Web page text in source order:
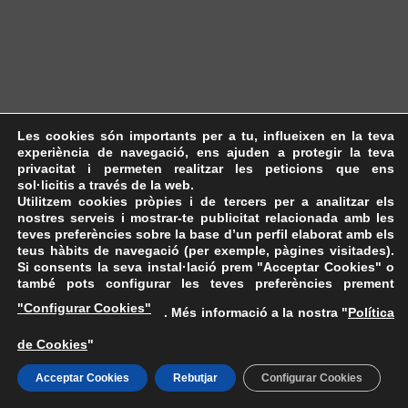
Les cookies són importants per a tu, influeixen en la teva
experiència de navegació, ens ajuden a protegir la teva
privacitat i permeten realitzar les peticions que ens
sol·licitis a través de la web.
Utilitzem cookies pròpies i de tercers per a analitzar els
nostres serveis i mostrar-te publicitat relacionada amb les
teves preferències sobre la base d’un perfil elaborat amb els
teus hàbits de navegació (per exemple, pàgines visitades).
Si consents la seva instal·lació prem "Acceptar Cookies" o
també pots configurar les teves preferències prement
"Configurar Cookies"
. Més informació a la nostra "Política
de Cookies"
Acceptar Cookies Rebutjar Configurar Cookies